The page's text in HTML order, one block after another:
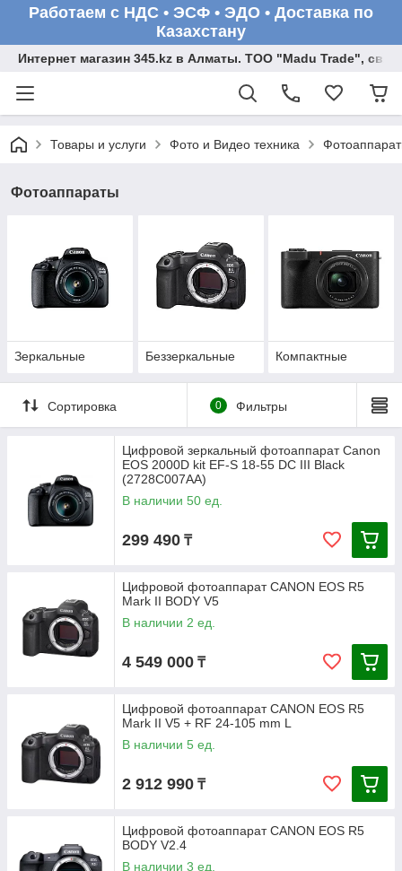
Работаем с НДС • ЭСФ • ЭДО • Доставка по
Казахстану
Интернет магазин 345.kz в Алматы. ТОО "Madu Trade",
Товары и услуги Фото и Видео техника
Фотоаппараты
Зеркальные Беззеркальные Компактные
Сортировка 0 Фильтры
Цифровой зеркальный фотоаппарат Canon
EOS 2000D kit EF-S 18-55 DC III Black
(2728C007AA)
В наличии 50 ед.
299 490 ₸
Цифровой фотоаппарат CANON EOS R5
Mark II BODY V5
В наличии 2 ед.
4 549 000 ₸
Цифровой фотоаппарат CANON EOS R5
Mark II V5 + RF 24-105 mm L
В наличии 5 ед.
2 912 990 ₸
Цифровой фотоаппарат CANON EOS R5
BODY V2.4
В наличии 3 ед.